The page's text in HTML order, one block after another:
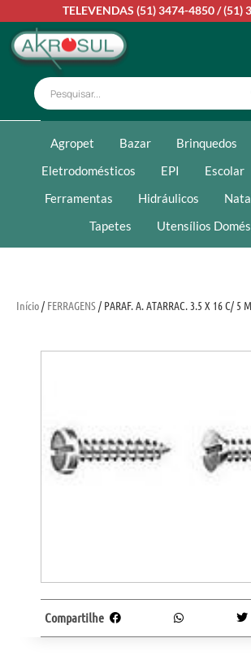
TELEVENDAS (51) 3474-4850/(51)
Agropet Bazar Brinquedos
Eletrodomésticos
EPI Escolar
Ferramentas
Hidráulicos
Tapetes
Utensílios
Início/ FERRAGENS/ PARAF. A. ATARRAC. 3.5 X 16 C/ 5
Compartilhe